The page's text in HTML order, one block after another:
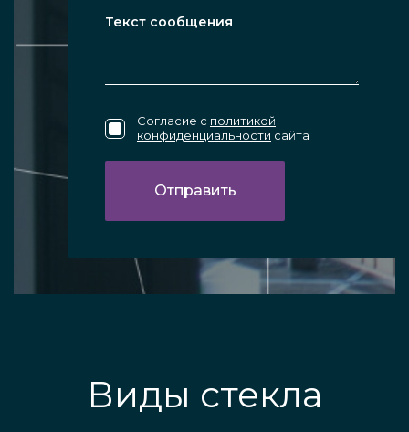
Согласие с политикой
конфиденциальности сайта
Виды стекла